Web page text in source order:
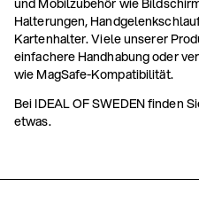
und Mobilzubehör wie
Halterungen,
Kartenhalter. Viele unserer
einfachere Handhabung oder
wie MagSafe-Kompatibilität.
Bei IDEAL OF SWEDEN finden
etwas.